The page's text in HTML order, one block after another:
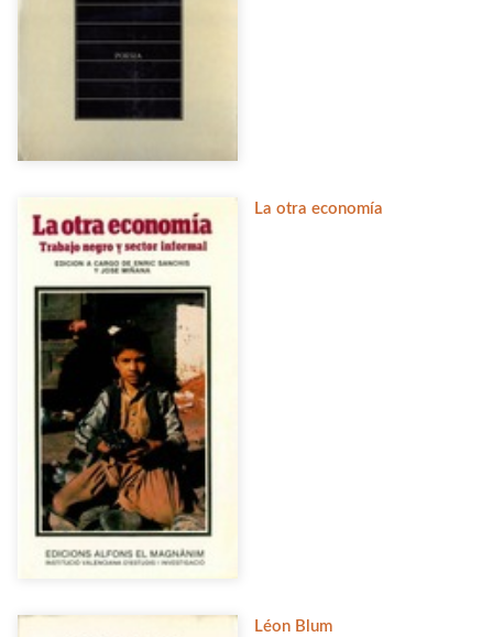
La otra economía
Léon Blum